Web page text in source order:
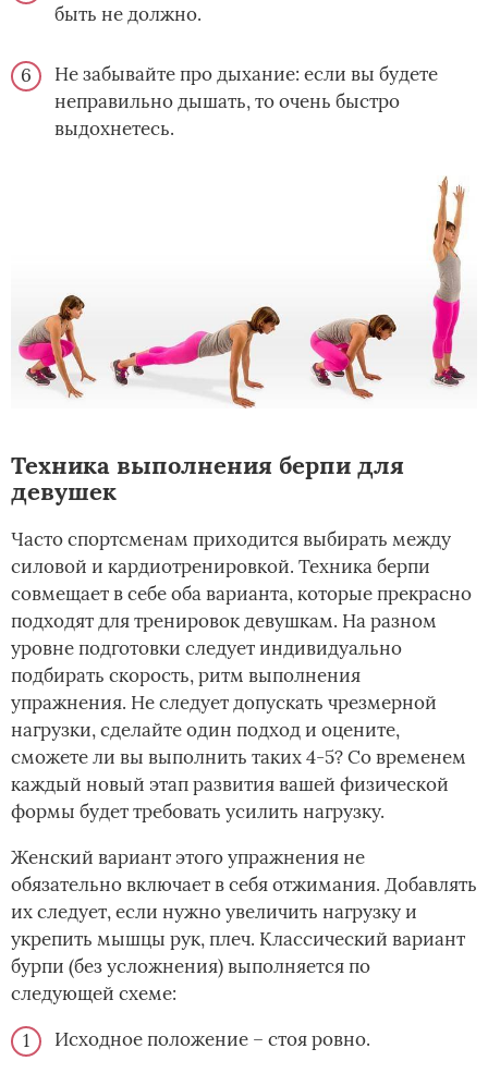
быть не должно.
Не забывайте про дыхание: если вы будете
неправильно дышать, то очень быстро
выдохнетесь.
Техника выполнения берпи для
девушек
Часто спортсменам приходится выбирать между
силовой и кардиотренировкой. Техника берпи
совмещает в себе оба варианта, которые прекрасно
подходят для тренировок девушкам. На разном
уровне подготовки следует индивидуально
подбирать скорость, ритм выполнения
упражнения. Не следует допускать чрезмерной
нагрузки, сделайте один подход и оцените,
сможете ли вы выполнить таких 4-5? Со временем
каждый новый этап развития вашей физической
формы будет требовать усилить нагрузку.
Женский вариант этого упражнения не
обязательно включает в себя отжимания. Добавлять
их следует, если нужно увеличить нагрузку и
укрепить мышцы рук, плеч. Классический вариант
бурпи (без усложнения) выполняется по
следующей схеме:
Исходное положение – стоя ровно.